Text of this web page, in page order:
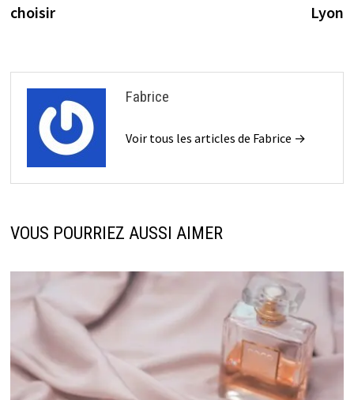
choisir
Lyon
Fabrice
Voir tous les articles de Fabrice →
VOUS POURRIEZ AUSSI AIMER